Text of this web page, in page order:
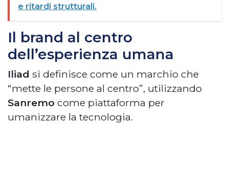
e ritardi strutturali.
Il brand al centro
dell’esperienza umana
Iliad si definisce come un marchio che
“mette le persone al centro”, utilizzando
Sanremo come piattaforma per
umanizzare la tecnologia.